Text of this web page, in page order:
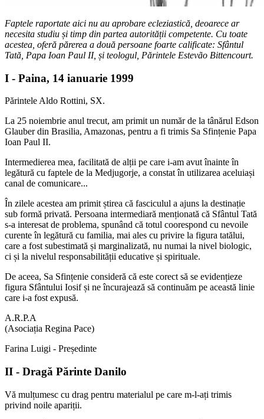
Faptele raportate aici nu au aprobare ecleziastică, deoarece ar
necesita studiu și timp din partea autorității competente. Cu toate
acestea, oferă părerea a două persoane foarte calificate: Sfântul
Tată, Papa Ioan Paul II, și teologul, Părintele Estevão Bittencourt.
I - Paina, 14 ianuarie 1999
Părintele Aldo Rottini, SX.
La 25 noiembrie anul trecut, am primit un număr de la tânărul Edson
Glauber din Brasilia, Amazonas, pentru a fi trimis Sa Sfințenie Papa
Ioan Paul II.
Intermedierea mea, facilitată de alții pe care i-am avut înainte în
legătură cu faptele de la Medjugorje, a constat în utilizarea aceluiași
canal de comunicare...
În zilele acestea am primit știrea că fasciculul a ajuns la destinație
sub formă privată. Persoana intermediară menționată că Sfântul Tată
s-a interesat de problema, spunând că totul coorespond cu nevoile
curente în legătură cu familia, mai ales cu privire la figura tatălui,
care a fost subestimată și marginalizată, nu numai la nivel biologic,
ci și la nivelul responsabilității educative și spirituale.
De aceea, Sa Sfințenie consideră că este corect să se evidențieze
figura Sfântului Iosif și ne încurajează să continuăm pe această linie
care i-a fost expusă.
A.R.P.A
(Asociația Regina Pace)
Farina Luigi - Președinte
II - Dragă Părinte Danilo
Vă mulțumesc cu drag pentru materialul pe care m-l-ați trimis
privind noile apariții.